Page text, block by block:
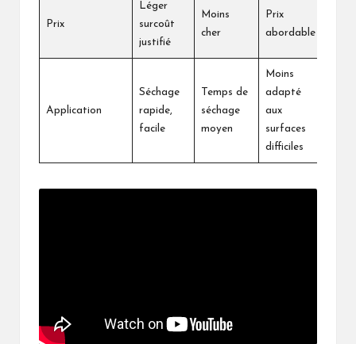
Prix
Léger
surcoût
justifié
Moins
cher
Prix
abordable
Application
Séchage
rapide,
facile
Temps de
séchage
moyen
Moins
adapté
aux
surfaces
difficiles